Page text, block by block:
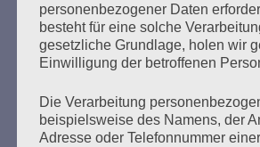
Erstellt am19. Oktober 2020
personenbezogener Daten
besteht für eine solche
gesetzliche Grundlage, holen wir
Einwilligung der betroffenen
Die Verarbeitung
beispielsweise des Namens, der
Adresse oder Telefonnummer